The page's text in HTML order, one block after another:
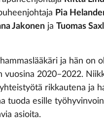
Pia
Jakonen ja Tuomas
ja hän on
2020–2022.
rikkautena ja
tuoda esille
asioita.